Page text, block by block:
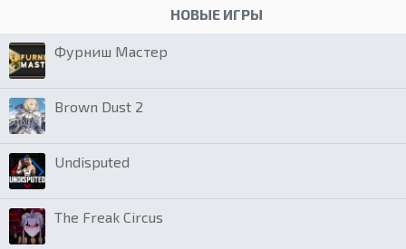
НОВЫЕ ИГРЫ
Фурниш Мастер
Brown Dust 2
Undisputed
The Freak Circus